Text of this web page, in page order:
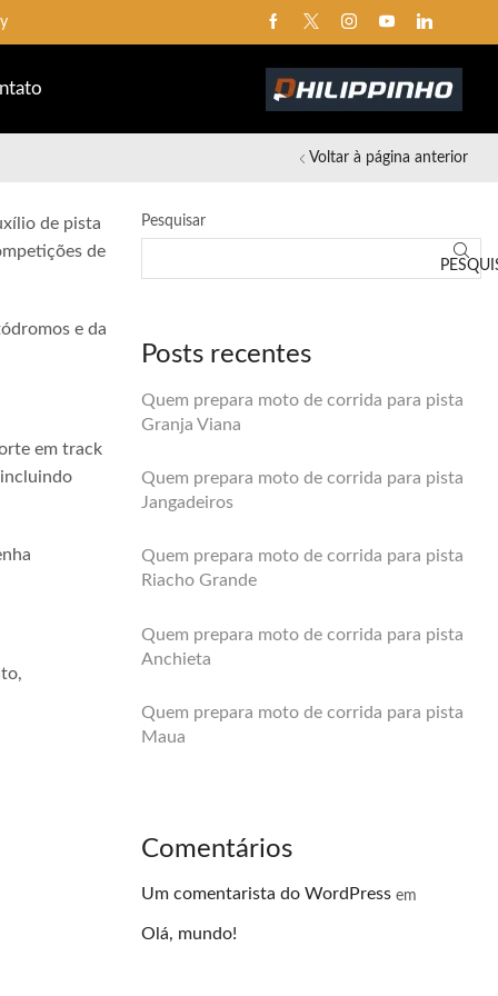
Voltar à página anterior
de pista
de
e da
em track
Pesquisar
Posts recentes
Quem prepara moto de corrida para pista
Granja Viana
Quem prepara moto de corrida para pista
Jangadeiros
Quem prepara moto de corrida para pista
Riacho Grande
Quem prepara moto de corrida para pista
Anchieta
Quem prepara moto de corrida para pista
Maua
Comentários
Um comentarista do WordPress em
Olá, mundo!